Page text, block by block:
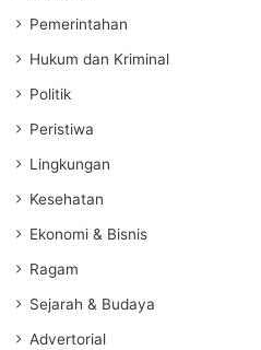
Pemerintahan
Hukum dan Kriminal
Politik
Peristiwa
Lingkungan
Kesehatan
Ekonomi & Bisnis
Ragam
Sejarah & Budaya
Advertorial